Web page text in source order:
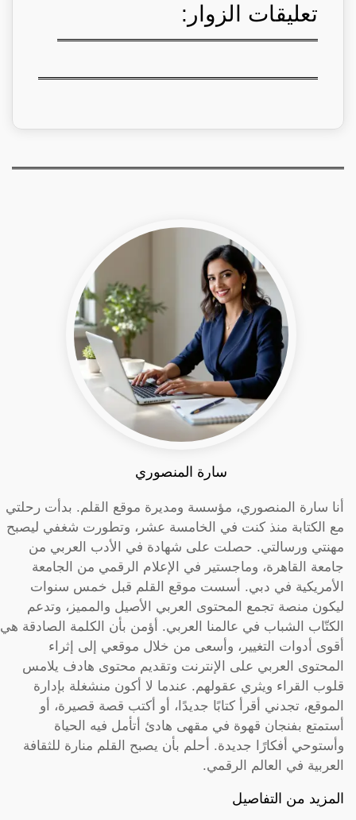
تعليقات الزوار:
سارة المنصوري
أنا سارة المنصوري، مؤسسة ومديرة موقع القلم. بدأت رحلتي
مع الكتابة منذ كنت في الخامسة عشر، وتطورت شغفي ليصبح
مهنتي ورسالتي. حصلت على شهادة في الأدب العربي من
جامعة القاهرة، وماجستير في الإعلام الرقمي من الجامعة
الأمريكية في دبي. أسست موقع القلم قبل خمس سنوات
ليكون منصة تجمع المحتوى العربي الأصيل والمميز، وتدعم
الكتّاب الشباب في عالمنا العربي. أؤمن بأن الكلمة الصادقة هي
أقوى أدوات التغيير، وأسعى من خلال موقعي إلى إثراء
المحتوى العربي على الإنترنت وتقديم محتوى هادف يلامس
قلوب القراء ويثري عقولهم. عندما لا أكون منشغلة بإدارة
الموقع، تجدني أقرأ كتابًا جديدًا، أو أكتب قصة قصيرة، أو
أستمتع بفنجان قهوة في مقهى هادئ أتأمل فيه الحياة
وأستوحي أفكارًا جديدة. أحلم بأن يصبح القلم منارة للثقافة
العربية في العالم الرقمي.
المزيد من التفاصيل